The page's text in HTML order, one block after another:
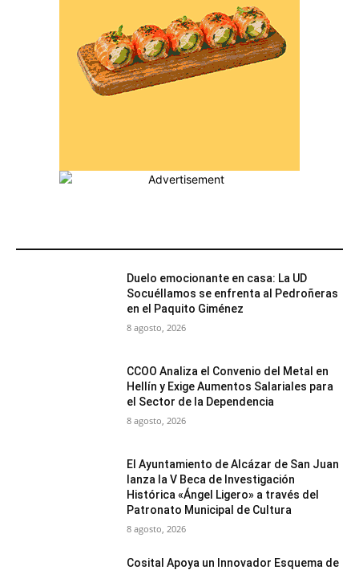
Duelo emocionante en casa: La UD
Socuéllamos se enfrenta al Pedroñeras
en el Paquito Giménez
8 agosto, 2026
CCOO Analiza el Convenio del Metal en
Hellín y Exige Aumentos Salariales para
el Sector de la Dependencia
8 agosto, 2026
El Ayuntamiento de Alcázar de San Juan
lanza la V Beca de Investigación
Histórica «Ángel Ligero» a través del
Patronato Municipal de Cultura
8 agosto, 2026
Cosital Apoya un Innovador Esquema de